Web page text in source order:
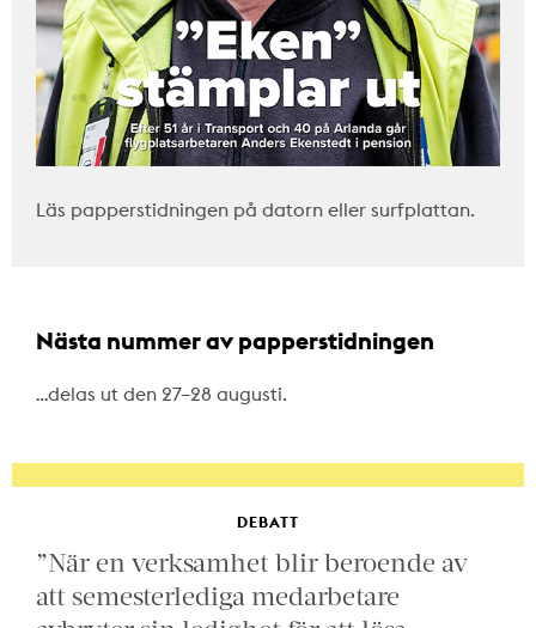
Läs papperstidningen på datorn eller surfplattan.
Nästa nummer av papperstidningen
…delas ut den 27–28 augusti.
DEBATT
”När en verksamhet blir beroende av
att semesterlediga medarbetare